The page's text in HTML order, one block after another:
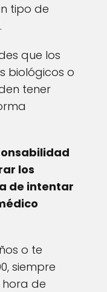
tipo de
que los
biológicos o
tener
los
de intentar
o te
siempre
de